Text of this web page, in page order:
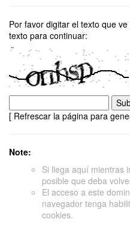
Por favor digitar el texto que
texto para continuar:
[ Refrescar la página para
Note:
Si llega aquí mientras
posible que deba
El acceso a este
navegador tenga
cookies.